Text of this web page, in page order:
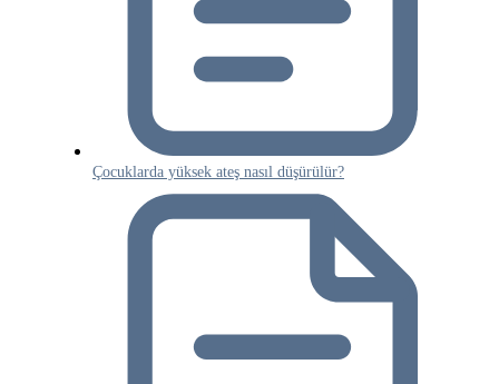
Çocuklarda yüksek ateş nasıl düşürülür?